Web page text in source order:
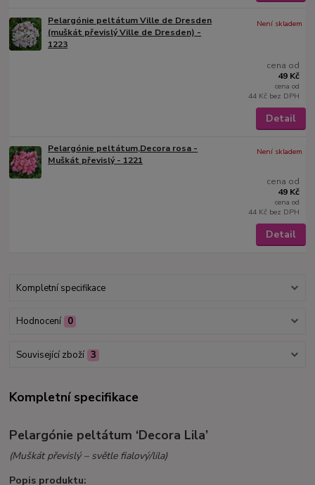
Pelargónie peltátum Ville de Dresden
(muškát převislý Ville de Dresden) -
1223
cena od
49 Kč
cena od
44 Kč bez DPH
Není skladem
Detail
Pelargónie peltátum,Decora rosa -
Muškát převislý - 1221
cena od
49 Kč
cena od
44 Kč bez DPH
Není skladem
Detail
Kompletní specifikace
Hodnocení 0
Související zboží 3
Kompletní specifikace
Pelargónie peltátum ‘Decora Lila’
(Muškát převislý – světle fialový/lila)
Popis produktu: